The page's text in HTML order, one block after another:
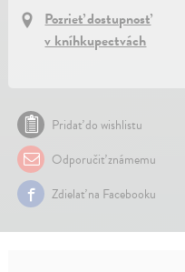
Pozrieť dostupnosť
v kníhkupectvách
Pridať do wishlistu
Odporučiť známemu
Zdielať na Facebooku